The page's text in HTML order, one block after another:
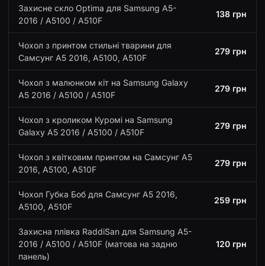
Захисне скло Optima для Samsung A5-
2016 / A5100 / A510F
138 грн
Чохол з принтом стильні тварини для
Самсунг A5 2016, A5100, A510F
279 грн
Чохол з малюнком кіт на Samsung Galaxy
A5 2016 / A5100 / A510F
279 грн
Чохол з кроликом Куромі на Samsung
Galaxy A5 2016 / A5100 / A510F
279 грн
Чохол з квітковим принтом на Самсунг A5
2016, A5100, A510F
279 грн
Чохол Губка Боб для Самсунг A5 2016,
A5100, A510F
259 грн
Захисна плівка RaddiSan для Samsung A5-
2016 / A5100 / A510F (матова на задню
панель)
120 грн